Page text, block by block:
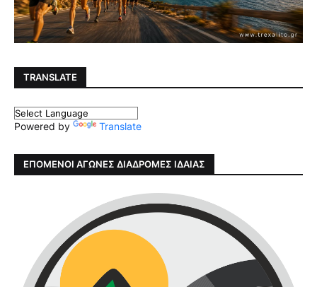
TRANSLATE
Powered by Translate
ΕΠΟΜΕΝΟΙ ΑΓΩΝΕΣ ΔΙΑΔΡΟΜΕΣ ΙΔΑΙΑΣ